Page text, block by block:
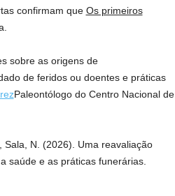
confirmam que Os primeiros
sobre as origens de
de feridos ou doentes e práticas
Paleontólogo do Centro Nacional de
N. (2026). Uma reavaliação
saúde e as práticas funerárias.